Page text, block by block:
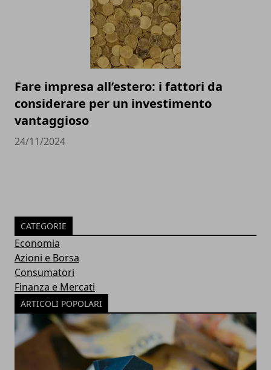
Fare impresa all’estero: i fattori da
considerare per un investimento
vantaggioso
24/11/2024
CATEGORIE
Economia
Azioni e Borsa
Consumatori
Finanza e Mercati
ARTICOLI POPOLARI